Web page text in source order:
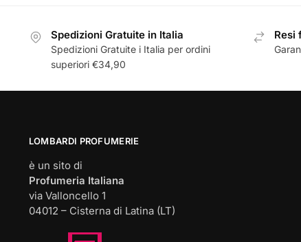
€40,00. €29,90.
Spedizioni Gratuite in Italia
Spedizioni Gratuite i Italia per ordini
superiori €34,90
Resi
LOMBARDI PROFUMERIE
è un sito di
Profumeria Italiana
via Valloncello 1
04012 – Cisterna di Latina (LT)